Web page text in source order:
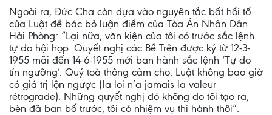
Ngoài ra, Đức Cha còn dựa vào nguyên tắc bất hồi tố
của Luật để bác bỏ luận điểm của Tòa Án Nhân Dân
Hải Phòng: “Lại nữa, văn kiện của tôi có trước sắc lệnh
tự do hội họp. Quyết nghị các Bề Trên được ký từ 12-3-
1955 mãi đến 14-6-1955 mới ban hành sắc lệnh ‘Tự do
tín ngưỡng’. Quý toà thông cảm cho. Luật không bao giờ
có giá trị lộn ngược (la loi n’a jamais la valeur
rétrograde). Những quyết nghị đó không do tôi tạo ra,
bèn đã ban bố trước, tôi có nhiệm vụ thi hành thôi”.